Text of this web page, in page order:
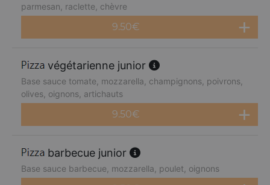
parmesan, raclette, chèvre
9.50€
végétarienne junior
Base sauce tomate, mozzarella, champignons, poivrons,
olives, oignons, artichauts
9.50€
barbecue junior
Base sauce barbecue, mozzarella, poulet, oignons